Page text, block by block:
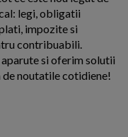
legi, obligatii
impozite si
contribuabili.
si oferim solutii
noutatile cotidiene!